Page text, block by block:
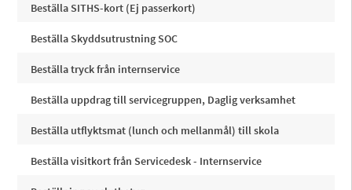
Beställa SITHS-kort (Ej passerkort)
Beställa Skyddsutrustning SOC
Beställa tryck från internservice
Beställa uppdrag till servicegruppen, Daglig verksamhet
Beställa utflyktsmat (lunch och mellanmål) till skola
Beställa visitkort från Servicedesk - Internservice